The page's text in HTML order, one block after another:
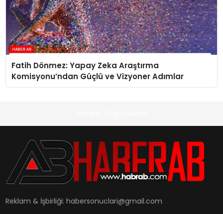
Fatih Dönmez: Yapay Zeka Araştırma
Komisyonu’ndan Güçlü ve Vizyoner Adımlar
Reklam & İşbirliği:habersonuclari@gmail.com